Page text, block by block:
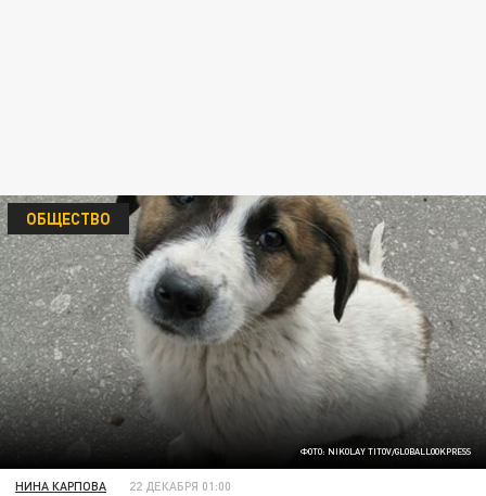
ФОТО: NIKOLAY TITOV/GLOBALLOOKPRESS
ОБЩЕСТВО
НИНА КАРПОВА 22 ДЕКАБРЯ 01:00